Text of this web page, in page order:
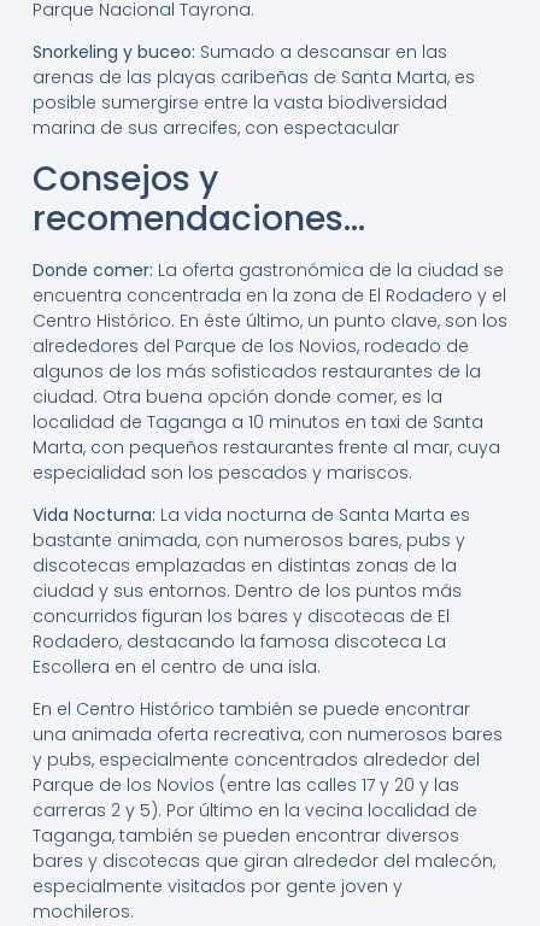
Parque Nacional Tayrona.
Snorkeling y buceo: Sumado a descansar en las
arenas de las playas caribeñas de Santa Marta, es
posible sumergirse entre la vasta biodiversidad
marina de sus arrecifes, con espectacular
Consejos y
recomendaciones…
Donde comer: La oferta gastronómica de la ciudad se
encuentra concentrada en la zona de El Rodadero y el
Centro Histórico. En éste último, un punto clave, son los
alrededores del Parque de los Novios, rodeado de
algunos de los más sofisticados restaurantes de la
ciudad. Otra buena opción donde comer, es la
localidad de Taganga a 10 minutos en taxi de Santa
Marta, con pequeños restaurantes frente al mar, cuya
especialidad son los pescados y mariscos.
Vida Nocturna: La vida nocturna de Santa Marta es
bastante animada, con numerosos bares, pubs y
discotecas emplazadas en distintas zonas de la
ciudad y sus entornos. Dentro de los puntos más
concurridos figuran los bares y discotecas de El
Rodadero, destacando la famosa discoteca La
Escollera en el centro de una isla.
En el Centro Histórico también se puede encontrar
una animada oferta recreativa, con numerosos bares
y pubs, especialmente concentrados alrededor del
Parque de los Novios (entre las calles 17 y 20 y las
carreras 2 y 5). Por último en la vecina localidad de
Taganga, también se pueden encontrar diversos
bares y discotecas que giran alrededor del malecón,
especialmente visitados por gente joven y
mochileros.